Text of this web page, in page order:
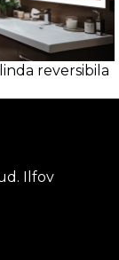
reversibila
Ilfov